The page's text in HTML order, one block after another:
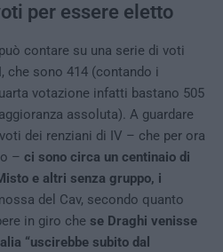
per essere eletto
contare su una serie di voti
che sono 414 (contando i
votazione infatti bastano 505
assoluta). A guardare
dei renziani di IV – che per ora
– ci sono circa un centinaio di
e altri senza gruppo, i
del Cav, secondo quanto
in giro che se Draghi venisse
“uscirebbe subito dal